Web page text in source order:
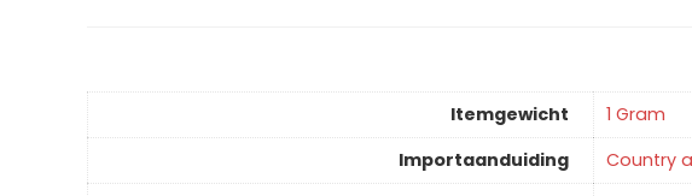
Itemgewicht
‎1 Gram
Importaanduiding
‎Country